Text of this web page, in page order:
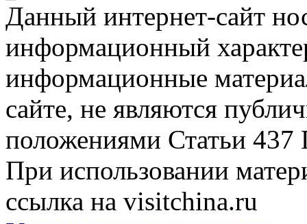
Данный интернет-сайт
информационный
информационные
сайте, не являются
положениями Статьи 437
При использовании
ссылка на visitchina.ru